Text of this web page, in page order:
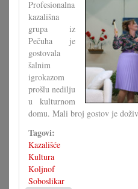
Profesionalna
kazališna
grupa iz
Pečuha je
gostovala
šalnim
igrokazom
prošlu nedilju
u kulturnom
domu. Mali broj gostov je
Tagovi:
Kazališće
Kultura
Koljnof
Soboslikar